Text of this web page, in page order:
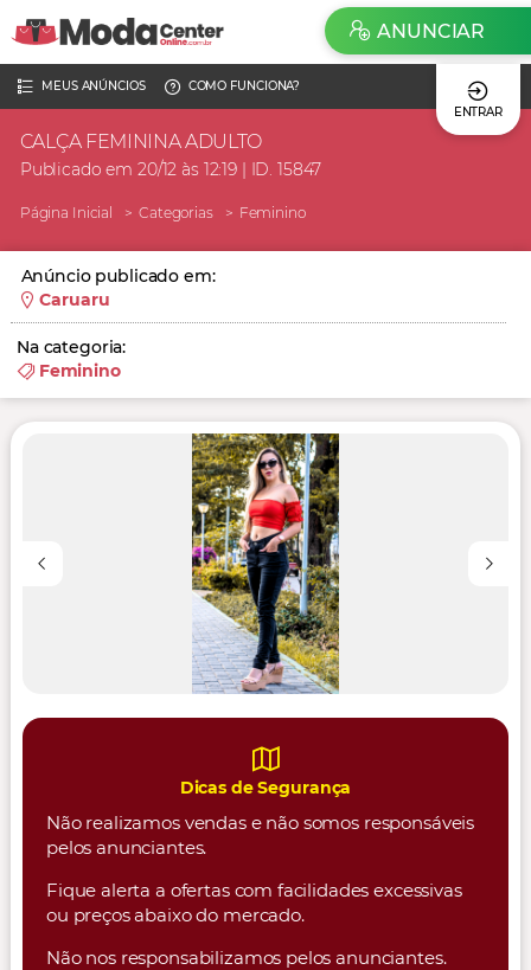
MEUS ANÚNCIOS
COMO FUNCIONA?
ENTRAR
ANUNCIAR
CALÇA FEMININA ADULTO
Publicado em 20/12 às 12:19 | ID. 15847
Página Inicial Categorias Feminino
Anúncio publicado em:
Caruaru
Na categoria:
Feminino
Dicas de Segurança
Não realizamos vendas e não somos responsáveis
pelos anunciantes.
Fique alerta a ofertas com facilidades excessivas
ou preços abaixo do mercado.
Não nos responsabilizamos pelos anunciantes.